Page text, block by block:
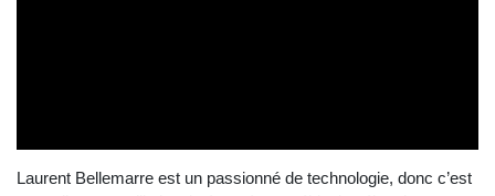
Laurent Bellemarre est un passionné de technologie, donc c’est